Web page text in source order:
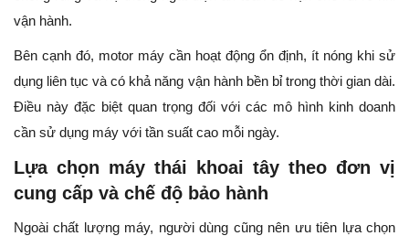
vận hành.
Bên cạnh đó, motor máy cần hoạt động ổn định, ít nóng khi sử
dụng liên tục và có khả năng vận hành bền bỉ trong thời gian dài.
Điều này đặc biệt quan trọng đối với các mô hình kinh doanh
cần sử dụng máy với tần suất cao mỗi ngày.
Lựa chọn máy thái khoai tây theo đơn vị
cung cấp và chế độ bảo hành
Ngoài chất lượng máy, người dùng cũng nên ưu tiên lựa chọn